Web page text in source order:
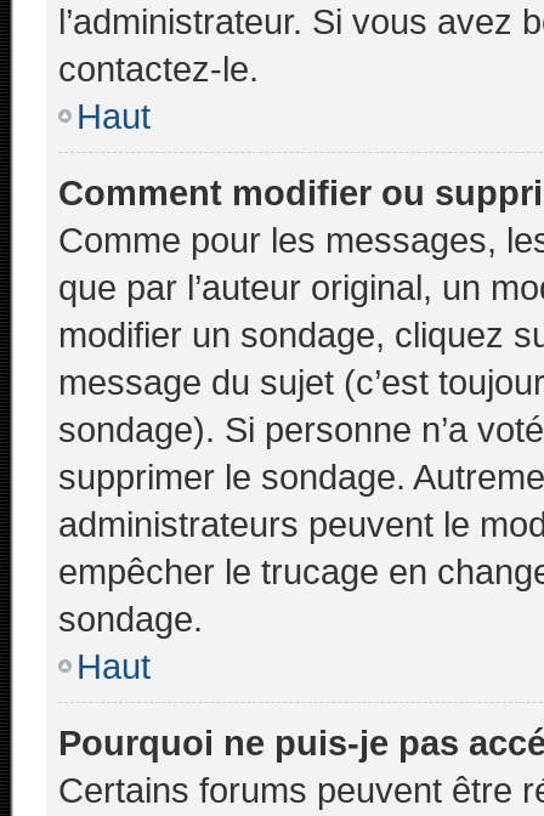
l’administrateur. Si vous avez
contactez-le.
Haut
Comment modifier ou
Comme pour les messages,
que par l’auteur original, un
modifier un sondage, cliquez
message du sujet (c’est
sondage). Si personne n’a
supprimer le sondage.
administrateurs peuvent le
empêcher le trucage en
sondage.
Haut
Pourquoi ne puis-je pas
Certains forums peuvent être